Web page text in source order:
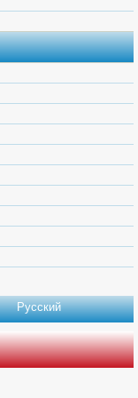
Русский